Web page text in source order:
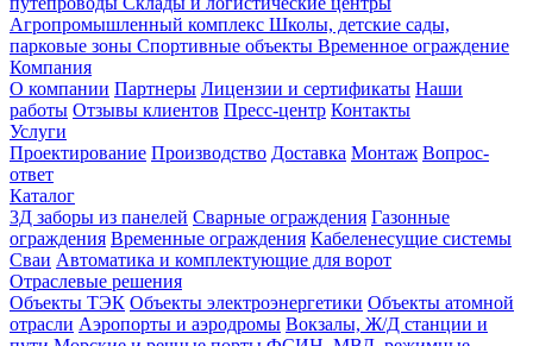
Агропромышленный комплекс Школы, детские сады,
парковые зоны Спортивные объекты Временное ограждение
Компания
О компании Партнеры Лицензии и сертификаты Наши
работы Отзывы клиентов Пресс-центр Контакты
Услуги
Проектирование Производство Доставка Монтаж Вопрос-
ответ
Каталог
3Д заборы из панелей Сварные ограждения Газонные
ограждения Временные ограждения Кабеленесущие системы
Cваи Автоматика и комплектующие для ворот
Отраслевые решения
Объекты ТЭК Объекты электроэнергетики Объекты атомной
отрасли Аэропорты и аэродромы Вокзалы, Ж/Д станции и